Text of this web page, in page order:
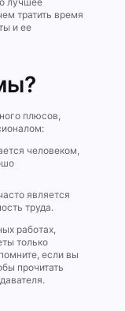
чем тратить время
и ее
плюсов,
человеком,
является
труда.
работах,
только
если вы
прочитать